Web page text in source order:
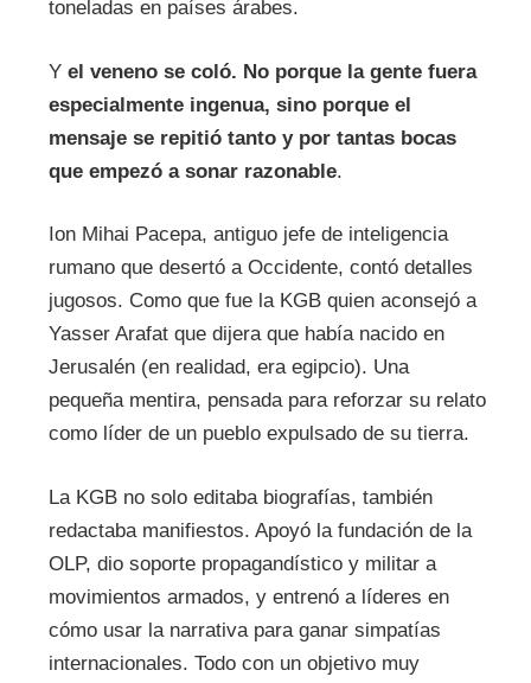
toneladas en países árabes.
Y el veneno se coló. No porque la gente fuera
especialmente ingenua, sino porque el
mensaje se repitió tanto y por tantas bocas
que empezó a sonar razonable.
Ion Mihai Pacepa, antiguo jefe de inteligencia
rumano que desertó a Occidente, contó detalles
jugosos. Como que fue la KGB quien aconsejó a
Yasser Arafat que dijera que había nacido en
Jerusalén (en realidad, era egipcio). Una
pequeña mentira, pensada para reforzar su relato
como líder de un pueblo expulsado de su tierra.
La KGB no solo editaba biografías, también
redactaba manifiestos. Apoyó la fundación de la
OLP, dio soporte propagandístico y militar a
movimientos armados, y entrenó a líderes en
cómo usar la narrativa para ganar simpatías
internacionales. Todo con un objetivo muy